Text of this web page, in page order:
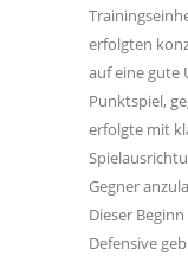
erfolgten
auf eine gute
Punktspiel,
erfolgte mit
Gegner
Dieser
Defensive